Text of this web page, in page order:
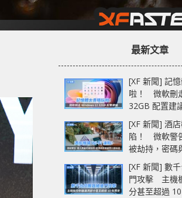
最新文章
[XF 新聞] 記
啦！ 微軟刪
32GB 配置建
[XF 新聞] 酒
陷！ 微軟警
被劫持，密碼
中招
[XF 新聞] 數
門攻擊 主機
分甚至超過